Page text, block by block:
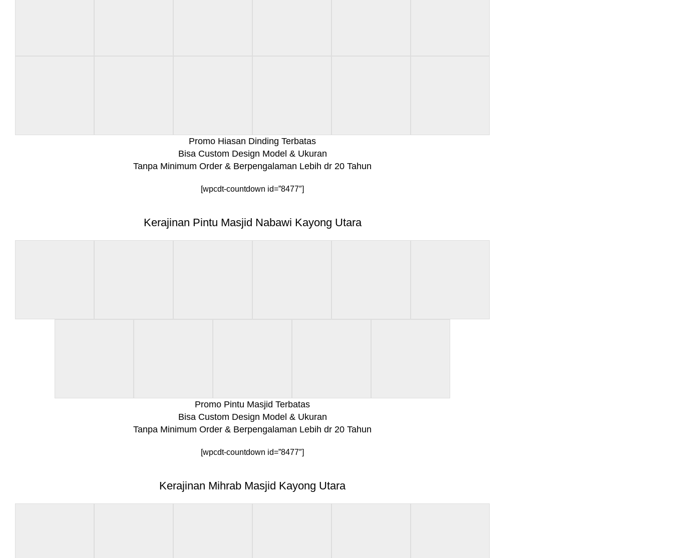
Promo Hiasan Dinding Terbatas
Bisa Custom Design Model & Ukuran
Tanpa Minimum Order & Berpengalaman Lebih dr 20 Tahun
[wpcdt-countdown id=”8477″]
Kerajinan Pintu Masjid Nabawi Kayong Utara
Promo Pintu Masjid Terbatas
Bisa Custom Design Model & Ukuran
Tanpa Minimum Order & Berpengalaman Lebih dr 20 Tahun
[wpcdt-countdown id=”8477″]
Kerajinan Mihrab Masjid Kayong Utara